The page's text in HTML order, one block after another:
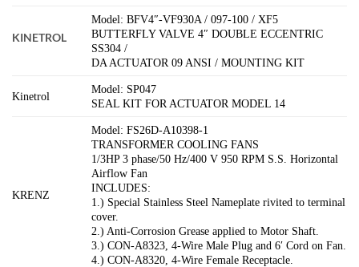
KINETROL
Model: BFV4″-VF930A / 097-100 / XF5
BUTTERFLY VALVE 4″ DOUBLE ECCENTRIC
SS304 /
DA ACTUATOR 09 ANSI / MOUNTING KIT
Kinetrol
Model: SP047
SEAL KIT FOR ACTUATOR MODEL 14
KRENZ
Model: FS26D-A10398-1
TRANSFORMER COOLING FANS
1/3HP 3 phase/50 Hz/400 V 950 RPM S.S. Horizontal
Airflow Fan
INCLUDES:
1.) Special Stainless Steel Nameplate rivited to terminal
cover.
2.) Anti-Corrosion Grease applied to Motor Shaft.
3.) CON-A8323, 4-Wire Male Plug and 6′ Cord on Fan.
4.) CON-A8320, 4-Wire Female Receptacle.